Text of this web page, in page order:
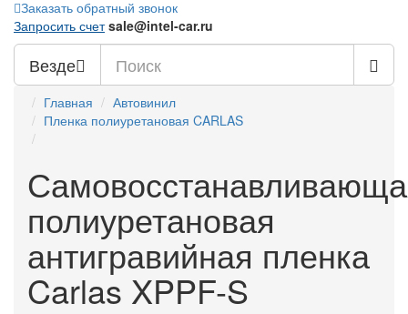
Заказать обратный звонок
Запросить счет sale@intel-car.ru
Везде
Главная
Автовинил
Пленка полиуретановая CARLAS
полиуретановая
антигравийная пленка
Carlas XPPF-S